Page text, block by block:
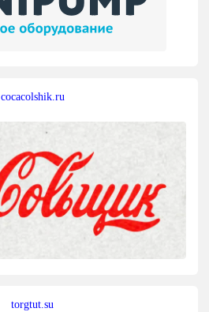
cocacolshik.ru
torgtut.su